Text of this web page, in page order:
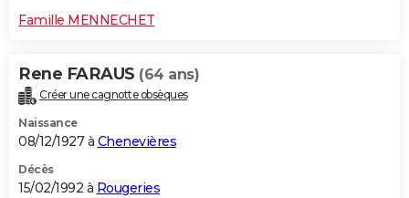
Famille MENNECHET
Rene FARAUS (64 ans)
Créer une cagnotte obsèques
Naissance
08/12/1927 à Chenevières
Décès
15/02/1992 à Rougeries